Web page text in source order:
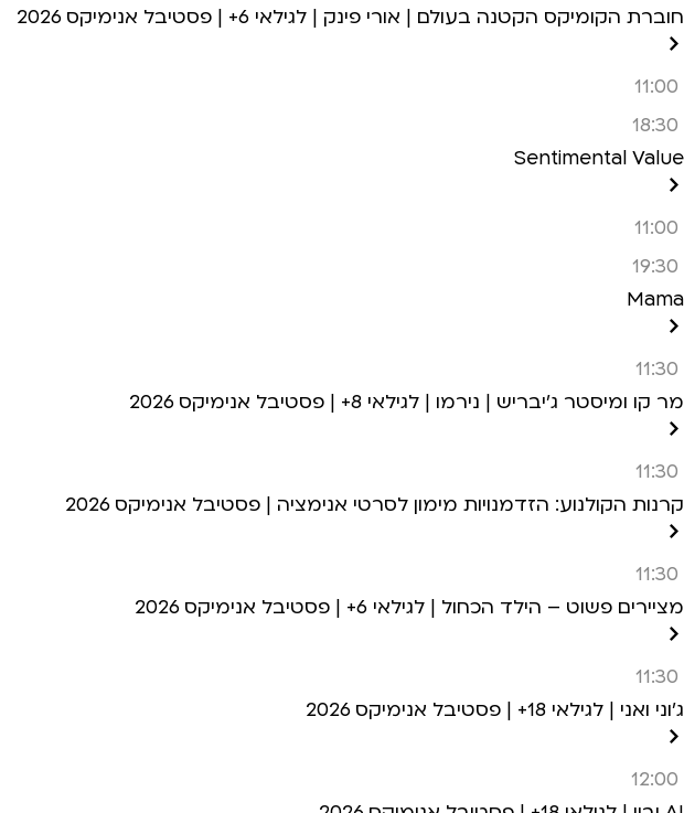
חוברת הקומיקס הקטנה בעולם | אורי פינק | לגילאי 6+ | פסטיבל אנימיקס 2026
11:00
18:30
Sentimental Value
11:00
19:30
Mama
11:30
מר קו ומיסטר ג’יבריש | נירמו | לגילאי 8+ | פסטיבל אנימיקס 2026
11:30
קרנות הקולנוע: הזדמנויות מימון לסרטי אנימציה | פסטיבל אנימיקס 2026
11:30
מציירים פשוט – הילד הכחול | לגילאי 6+ | פסטיבל אנימיקס 2026
11:30
ג’וני ואני | לגילאי 18+ | פסטיבל אנימיקס 2026
12:00